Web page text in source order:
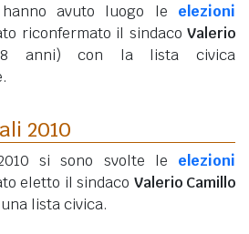
avuto luogo le elezioni
riconfermato il sindacoValerio
anni) con la lista civica
2010
si sono svolte le elezioni
eletto il sindaco Valerio Camillo
lista civica.